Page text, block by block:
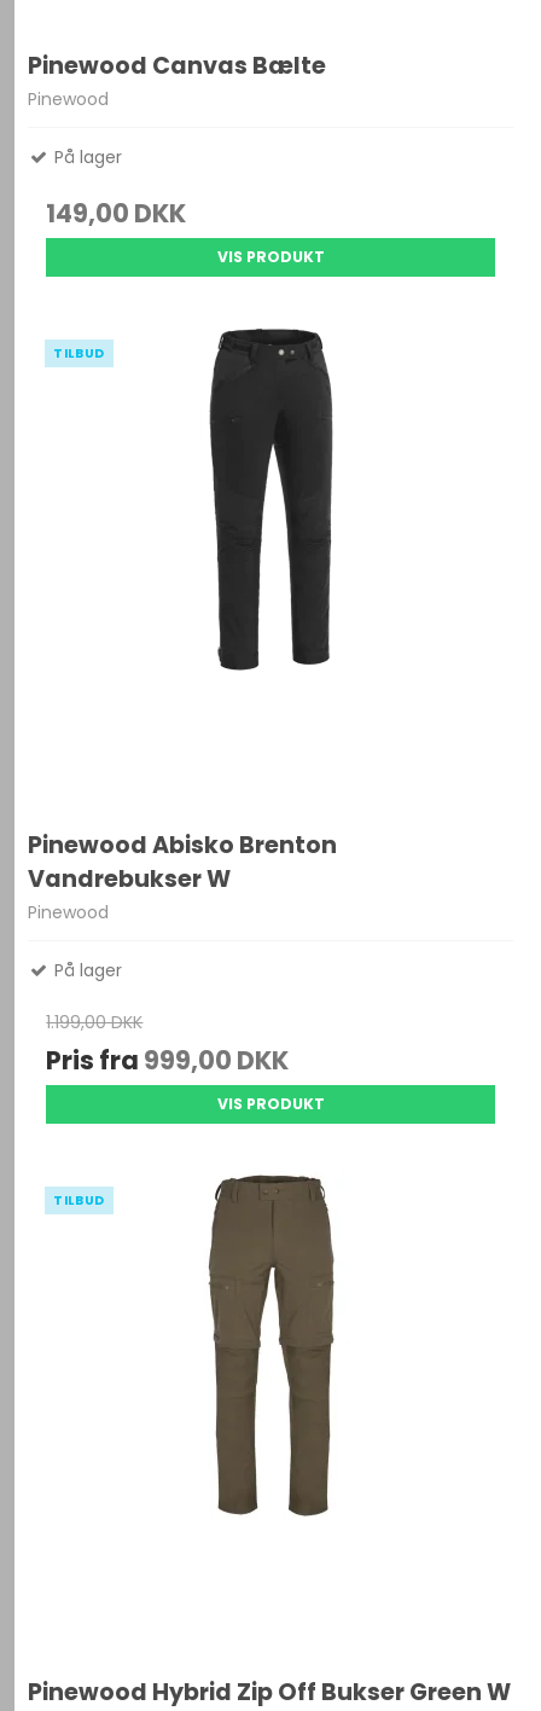
Pinewood Canvas Bælte
Pinewood
På lager
149,00 DKK
VIS PRODUKT
TILBUD
Pinewood Abisko Brenton
Vandrebukser W
Pinewood
På lager
1.199,00 DKK
Pris fra 999,00 DKK
VIS PRODUKT
TILBUD
Pinewood Hybrid Zip Off Bukser Green W